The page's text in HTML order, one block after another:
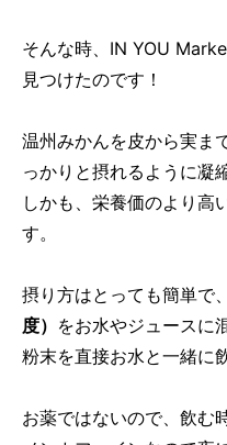
そんな時、IN YOU
見つけたのです！
温州みかんを皮から実ま
っかりと摂れるように凝縮
しかも、栄養価のより高
す。
摂り方はとっても簡単で、
度） をお水やジュースに
粉末を直接お水と一緒に
お薬ではないので、飲む